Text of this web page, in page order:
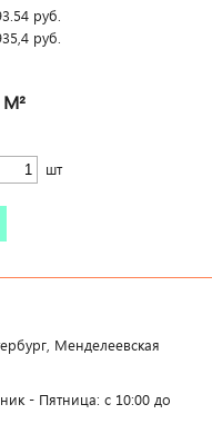
руб.
руб.
М²
шт
Менделеевская
- Пятница: c 10:00 до